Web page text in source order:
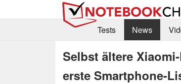
Tests
News
Selbst ältere
erste Smartphone-